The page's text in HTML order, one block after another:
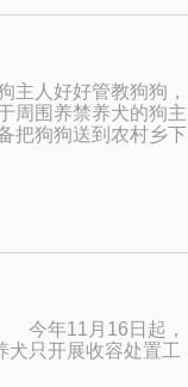
人好好管教狗狗，
周围养禁养犬的狗主
把狗狗送到农村乡下
年11月16日起，
犬只开展收容处置工